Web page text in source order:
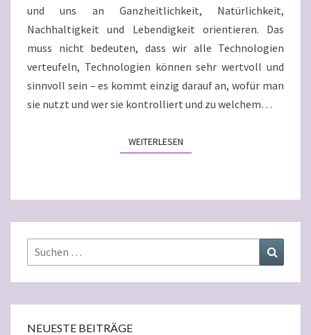
und uns an Ganzheitlichkeit, Natürlichkeit,
Nachhaltigkeit und Lebendigkeit orientieren. Das
muss nicht bedeuten, dass wir alle Technologien
verteufeln, Technologien können sehr wertvoll und
sinnvoll sein – es kommt einzig darauf an, wofür man
sie nutzt und wer sie kontrolliert und zu welchem…
WEITERLESENWEITERLESEN
Suchen
nach:
NEUESTE BEITRÄGE